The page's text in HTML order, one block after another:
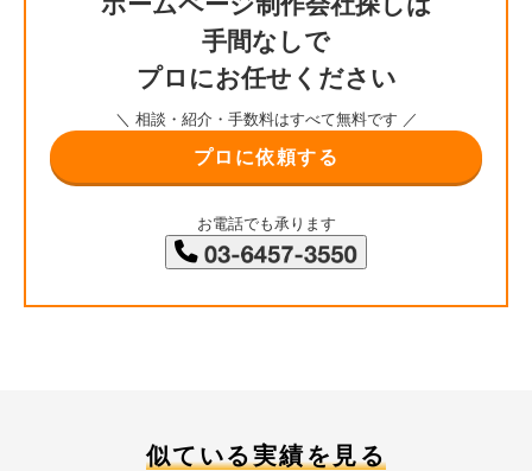
手間なしで
プロにお任せください
＼ 相談・紹介・手数料はすべて無料です ／
プロに依頼する
お電話でも承ります
似ている実績を見る